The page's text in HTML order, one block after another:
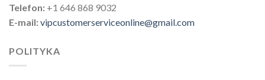
Telefon: +1 646 868 9032
E-mail:vipcustomerserviceonline@gmail.com
POLITYKA